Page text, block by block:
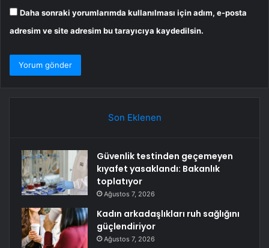
Daha sonraki yorumlarımda kullanılması için adım, e-posta
adresim ve site adresim bu tarayıcıya kaydedilsin.
Son Eklenen
Güvenlik testinden geçemeyen
kıyafet yasaklandı: Bakanlık
toplatıyor
Ağustos 7, 2026
Kadın arkadaşlıkları ruh sağlığını
güçlendiriyor
Ağustos 7, 2026